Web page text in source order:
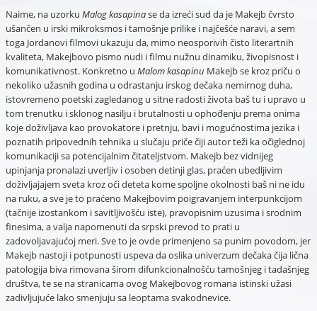
Naime, na uzorku Malog kasapinase da izreći sud da je Makejb čvrsto
ušančen u irski mikroksmos i tamošnje prilike i najčešće naravi, a sem
toga Jordanovi filmovi ukazuju da, mimo neosporivih čisto literartnih
kvaliteta, Makejbovo pismo nudi i filmu nužnu dinamiku, živopisnost i
komunikativnost. Konkretno u Malom kasapinu Makejb se kroz priču o
nekoliko užasnih godina u odrastanju irskog dečaka nemirnog duha,
istovremeno poetski zagledanog u sitne radosti života baš tu i upravo u
tom trenutku i sklonog nasilju i brutalnosti u ophođenju prema onima
koje doživljava kao provokatore i pretnju, bavi i mogućnostima jezika i
poznatih pripovednih tehnika u slučaju priče čiji autor teži ka očiglednoj
komunikaciji sa potencijalnim čitateljstvom. Makejb bez vidnijeg
upinjanja pronalazi uverljiv i osoben detinji glas, praćen ubedljivim
doživljajajem sveta kroz oči deteta kome spoljne okolnosti baš ni ne idu
na ruku, a sve je to praćeno Makejbovim poigravanjem interpunkcijom
(tačnije izostankom i savitljivošću iste), pravopisnim uzusima i srodnim
finesima, a valja napomenuti da srpski prevod to prati u
zadovoljavajućoj meri. Sve to je ovde primenjeno sa punim povodom, jer
Makejb nastoji i potpunosti uspeva da oslika univerzum dečaka čija lična
patologija biva rimovana širom difunkcionalnošću tamošnjeg i tadašnjeg
društva, te se na stranicama ovog Makejbovog romana istinski užasi
zadivljujuće lako smenjuju sa leoptama svakodnevice.